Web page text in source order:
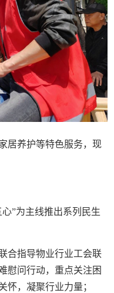
居养护等特色服务，现
”为主线推出系列民生
合指导物业行业工会联
慰问行动，重点关注困
怀，凝聚行业力量；